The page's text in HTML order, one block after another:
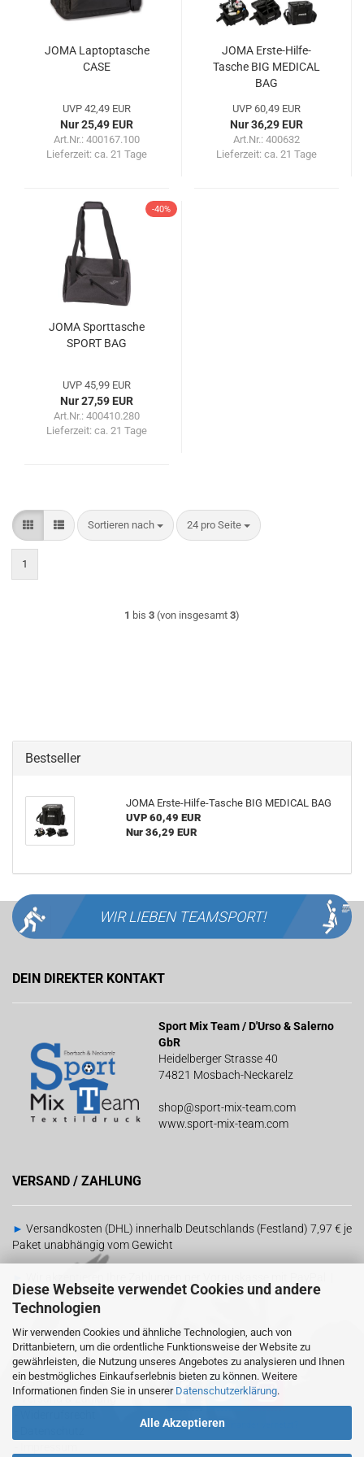
Diese Webseite verwendet Cookies und andere
Technologien
Wir verwenden Cookies und ähnliche Technologien, auch von
Drittanbietern, um die ordentliche Funktionsweise der Website zu
gewährleisten, die Nutzung unseres Angebotes zu analysieren und Ihnen
ein bestmögliches Einkaufserlebnis bieten zu können. Weitere
Informationen finden Sie in unserer Datenschutzerklärung.
Alle Akzeptieren
JOMA Laptoptasche
CASE
UVP 42,49 EUR
Nur 25,49 EUR
Art.Nr.: 400167.100
Lieferzeit: ca. 21 Tage
JOMA Erste-Hilfe-
Tasche BIG MEDICAL
BAG
UVP 60,49 EUR
Nur 36,29 EUR
Art.Nr.: 400632
Lieferzeit: ca. 21 Tage
-40%
JOMA Sporttasche
SPORT BAG
UVP 45,99 EUR
Nur 27,59 EUR
Art.Nr.: 400410.280
Lieferzeit: ca. 21 Tage
Sortieren nach
Sortieren nach 24 pro Seite
pro Seite
1
1 bis 3 (von insgesamt 3)
Bestseller
JOMA Erste-Hilfe-Tasche BIG MEDICAL BAG
UVP 60,49 EUR
Nur 36,29 EUR
WIR LIEBEN TEAMSPORT!
DEIN DIREKTER KONTAKT
Sport Mix Team / D'Urso & Salerno
GbR
Heidelberger Strasse 40
74821 Mosbach-Neckarelz
shop@sport-mix-team.com
www.sport-mix-team.com
VERSAND / ZAHLUNG
► Versandkosten (DHL) innerhalb Deutschlands (Festland) 7,97 € je
Paket unabhängig vom Gewicht
Barzahlung bei Abholung
RECHTLICHES
-AGB
-Versand & Zahlung
SOCIAL MEDIA
Sind wir schonmiteinander vernetzt?